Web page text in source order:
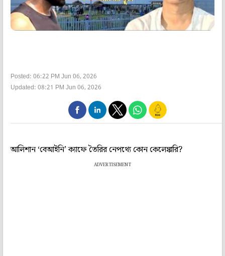
Posted: 06:22 PM Jun 06, 2026
Updated: 08:21 PM Jun 06, 2026
আলিশান ‘বেআইনি’ ক্যাফে তৈরির নেপথ্যে কোন কেলেঙ্কারি?
ADVERTISEMENT